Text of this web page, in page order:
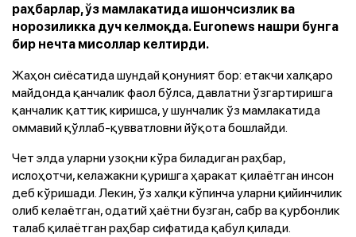
раҳбарлар, ўз мамлакатида ишончсизлик ва
норозиликка дуч келмоқда. Euronews нашри бунга
бир нечта мисоллар келтирди.
Жаҳон сиёсатида шундай қонуният бор: етакчи халқаро
майдонда қанчалик фаол бўлса, давлатни ўзгартиришга
қанчалик қаттиқ киришса, у шунчалик ўз мамлакатида
оммавий қўллаб-қувватловни йўқота бошлайди.
Чет элда уларни узоқни кўра биладиган раҳбар,
ислоҳотчи, келажакни қуришга ҳаракат қилаётган инсон
деб кўришади. Лекин, ўз халқи кўпинча уларни қийинчилик
олиб келаётган, одатий ҳаётни бузган, сабр ва қурбонлик
талаб қилаётган раҳбар сифатида қабул қилади.